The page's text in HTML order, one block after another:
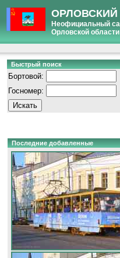
Неофициальный
Орловской области
Быстрый поиск
Бортовой:
Госномер:
Последние добавленные